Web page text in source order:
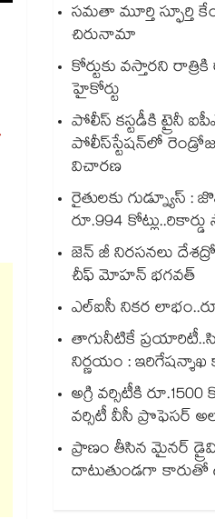
సమతా మూర్తి స్ఫూర్తి
చిరునామా
కోర్టుకు వస్తారని
హైకోర్టు
పోలీస్ కస్టడీకి ట్రైనీ
పోలీస్‌‌‌‌‌‌‌‌‌‌‌‌‌‌‌‌స్టేషన్‌‌‌‌‌‌‌‌‌‌‌‌‌‌‌‌లో
విచారణ
రైతులకు గుడ్న్యూస్ :
రూ.994
జెన్ జీ నిరసనలు
చీఫ్ మోహన్ భగవత్
ఎల్ఐసీ నికర
తాగునీటికే
నిర్ణయం : ఇరిగేషన్శాఖ
అగ్రి వర్సిటీకి
వర్సిటీ వీసీ ప్రొఫెసర్
ప్రాణం తీసిన మైనర్‌‌
దాటుతుండగా కారుతో